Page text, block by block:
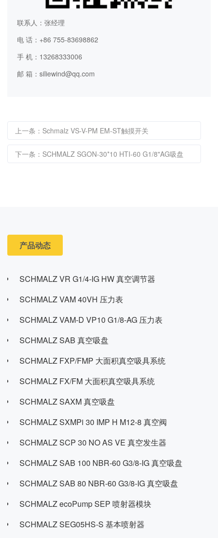
联系人：张经理
电 话：+86 755-83698862
手 机：13268333006
邮 箱：siliewind@qq.com
上一条：Schmalz VS-V-PM EM-ST触摸开关
下一条：SCHMALZ SGON-30*10 HTI-60 G1/8"AG吸盘
产品动态
SCHMALZ VR G1/4-IG HW 真空调节器
SCHMALZ VAM 40VH 压力表
SCHMALZ VAM-D VP10 G1/8-AG 压力表
SCHMALZ SAB 真空吸盘
SCHMALZ FXP/FMP 大面积真空吸具系统
SCHMALZ FX/FM 大面积真空吸具系统
SCHMALZ SAXM 真空吸盘
SCHMALZ SXMPi 30 IMP H M12-8 真空阀
SCHMALZ SCP 30 NO AS VE 真空发生器
SCHMALZ SAB 100 NBR-60 G3/8-IG 真空吸盘
SCHMALZ SAB 80 NBR-60 G3/8-IG 真空吸盘
SCHMALZ ecoPump SEP 喷射器模块
SCHMALZ SEG05HS-S 基本喷射器